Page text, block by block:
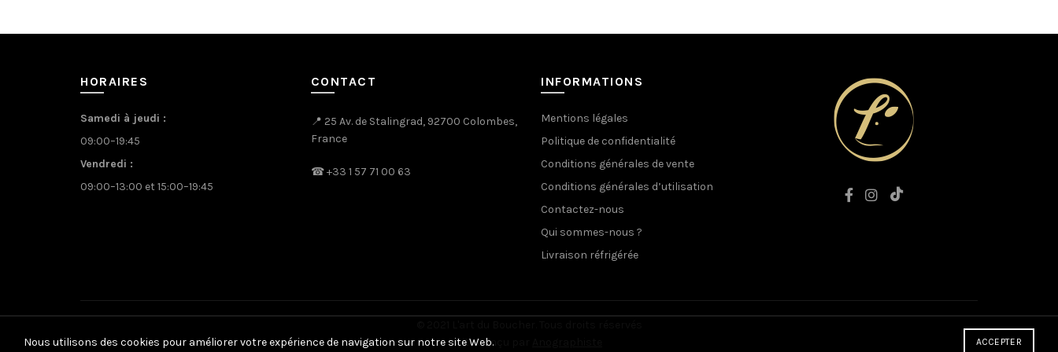
HORAIRES
Samedi à jeudi :
09:00–19:45
Vendredi :
09:00–13:00 et 15:00–19:45
CONTACT
📍 25 Av. de Stalingrad, 92700 Colombes,
France
☎+33 1 57 71 00 63
INFORMATIONS
Mentions légales
Politique de confidentialité
Conditions générales de vente
Conditions générales d’utilisation
Contactez-nous
Qui sommes-nous ?
Livraison réfrigérée
Site conçu par
Nous utilisons des cookies pour améliorer votre expérience de navigation sur notre site Web. ACCEPTER